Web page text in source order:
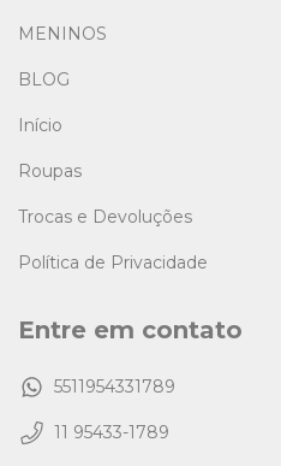
MENINOS
BLOG
Início
Roupas
Trocas e Devoluções
Política de Privacidade
Entre em contato
5511954331789
11 95433-1789